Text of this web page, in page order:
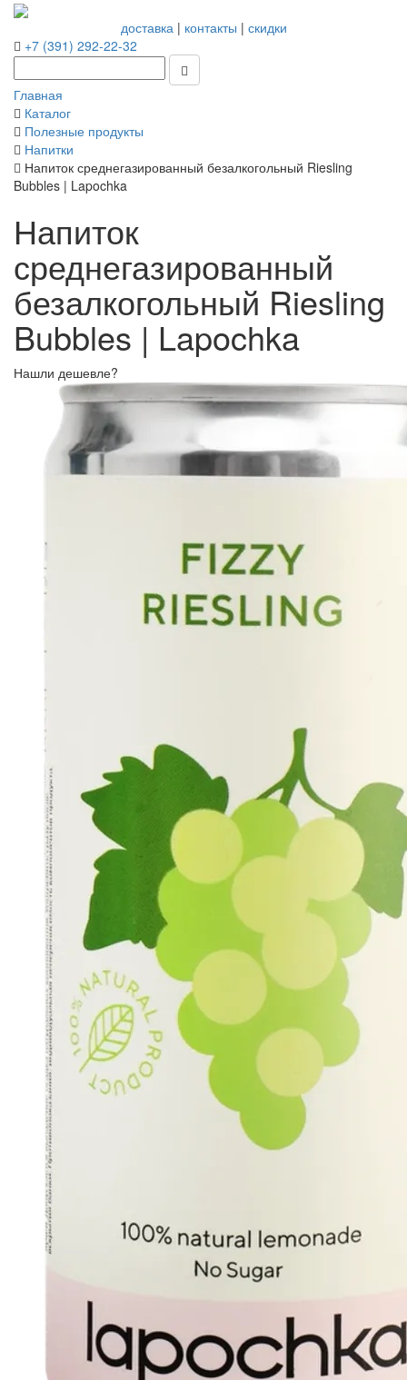
доставка| контакты | скидки
+7 (391) 292-22-32
Главная
Каталог
Полезные продукты
Напитки
Напиток среднегазированный безалкогольный Riesling
Bubbles | Lapochka
Напиток
среднегазированный
безалкогольный Riesling
Bubbles | Lapochka
Нашли дешевле?